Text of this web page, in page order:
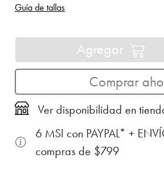
Guía de tallas
Agregar
Comprar
Ver disponibilidad en
6 MSI con PAYPAL* +
compras de $799